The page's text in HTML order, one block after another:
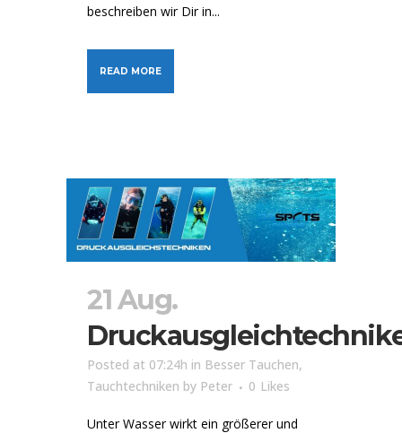
beschreiben wir Dir in...
READ MORE
21 Aug.
Posted at 07:24h in Besser Tauchen,
Tauchtechniken by Peter 0 Likes
Unter Wasser wirkt ein größerer und